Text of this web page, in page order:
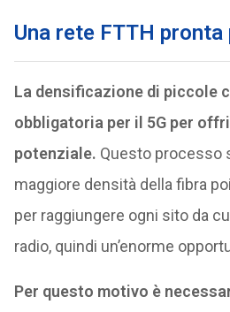
Una rete FTTH pronta
La densificazione di piccole
obbligatoria per il 5G per
potenziale. Questo processo
maggiore densità della fibra
per raggiungere ogni sito da
radio, quindi un’enorme
Per questo motivo è